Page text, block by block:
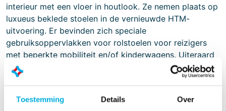
Toestemming Details Over
interieur met een vloer in houtlook. Ze nemen plaats op
luxueus beklede stoelen in de vernieuwde HTM-
uitvoering. Er bevinden zich speciale
gebruiksoppervlakken voor rolstoelen voor reizigers
met beperkte mobiliteit en/of kinderwagens. Uiteraard
zijn alle eCitaro’s voorzien van Spiegel Camera’s en
veiligheidssystemen zoals; Preventive Brake Assist en
gecreëerd voor de medeweggebruikers en passagiers.